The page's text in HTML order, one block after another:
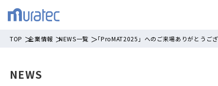
TOP 企業情報 NEWS一覧 「ProMAT2025」へのご来場ありがとうご
NEWS